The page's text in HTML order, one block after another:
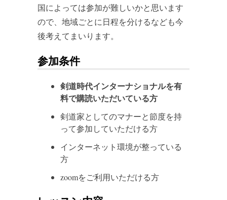
国によっては参加が難しいかと思います
ので、地域ごとに日程を分けるなども今
後考えてまいります。
参加条件
剣道時代インターナショナルを有
料で購読いただいている方
剣道家としてのマナーと節度を持
って参加していただける方
インターネット環境が整っている
方
zoomをご利用いただける方